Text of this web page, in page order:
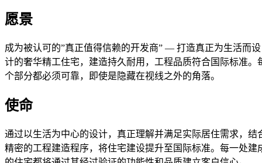
愿景
成为被认可的”真正值得信赖的开发商” — 打造真正为生活而设
计的奢华精工住宅，建造持久耐用，工程品质符合国际标准。
个部分都必须可靠，即使是隐藏在视线之外的角落。
使命
通过以生活为中心的设计，真正理解并满足实际居住需求，结
精密的工程建造程序，将住宅建设提升至国际标准。每一处建